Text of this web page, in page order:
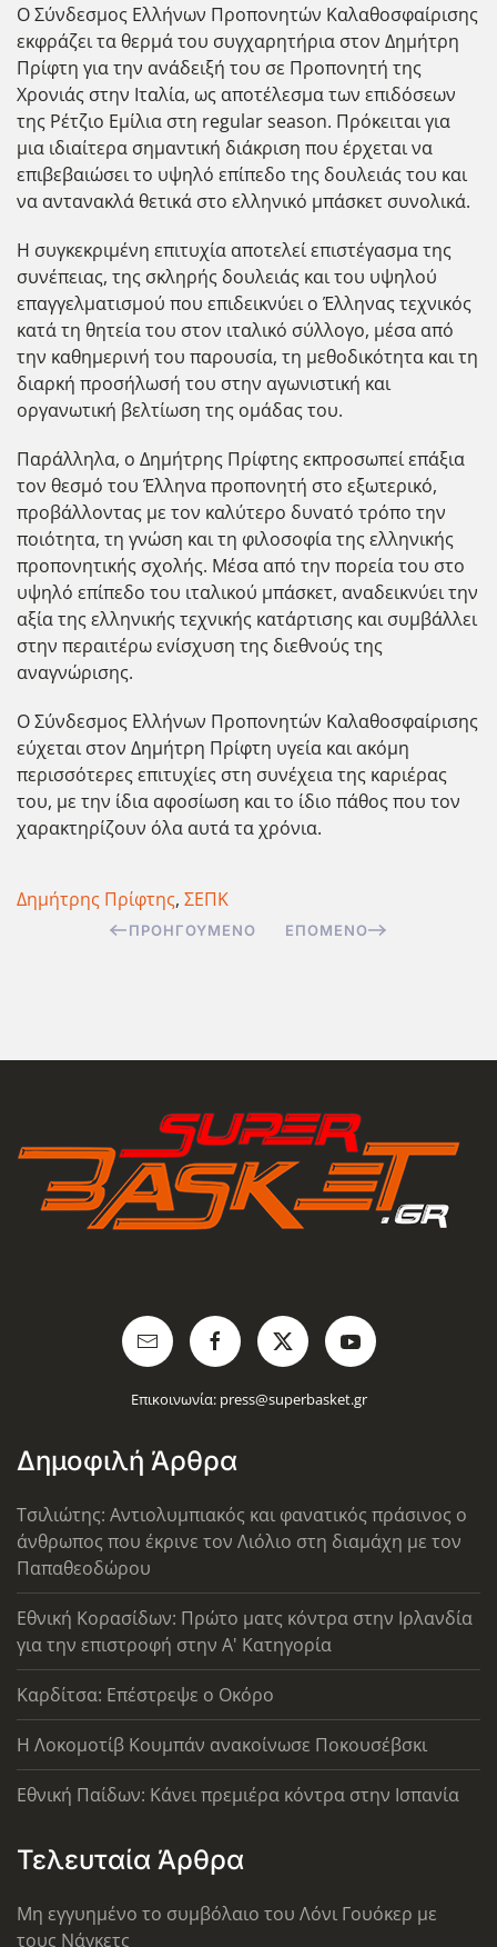
Ο Σύνδεσμος Ελλήνων Προπονητών Καλαθοσφαίρισης
εκφράζει τα θερμά του συγχαρητήρια στον Δημήτρη
Πρίφτη για την ανάδειξή του σε Προπονητή της
Χρονιάς στην Ιταλία, ως αποτέλεσμα των επιδόσεων
της Ρέτζιο Εμίλια στη regular season. Πρόκειται για
μια ιδιαίτερα σημαντική διάκριση που έρχεται να
επιβεβαιώσει το υψηλό επίπεδο της δουλειάς του και
να αντανακλά θετικά στο ελληνικό μπάσκετ συνολικά.
Η συγκεκριμένη επιτυχία αποτελεί επιστέγασμα της
συνέπειας, της σκληρής δουλειάς και του υψηλού
επαγγελματισμού που επιδεικνύει ο Έλληνας τεχνικός
κατά τη θητεία του στον ιταλικό σύλλογο, μέσα από
την καθημερινή του παρουσία, τη μεθοδικότητα και τη
διαρκή προσήλωσή του στην αγωνιστική και
οργανωτική βελτίωση της ομάδας του.
Παράλληλα, ο Δημήτρης Πρίφτης εκπροσωπεί επάξια
τον θεσμό του Έλληνα προπονητή στο εξωτερικό,
προβάλλοντας με τον καλύτερο δυνατό τρόπο την
ποιότητα, τη γνώση και τη φιλοσοφία της ελληνικής
προπονητικής σχολής. Μέσα από την πορεία του στο
υψηλό επίπεδο του ιταλικού μπάσκετ, αναδεικνύει την
αξία της ελληνικής τεχνικής κατάρτισης και συμβάλλει
στην περαιτέρω ενίσχυση της διεθνούς της
αναγνώρισης.
Ο Σύνδεσμος Ελλήνων Προπονητών Καλαθοσφαίρισης
εύχεται στον Δημήτρη Πρίφτη υγεία και ακόμη
περισσότερες επιτυχίες στη συνέχεια της καριέρας
του, με την ίδια αφοσίωση και το ίδιο πάθος που τον
χαρακτηρίζουν όλα αυτά τα χρόνια.
Δημήτρης Πρίφτης, ΣΕΠΚ
ΠΡΟΗΓΟΎΜΕΝΟ ΕΠΌΜΕΝΟ
Επικοινωνία: press@superbasket.gr
Δημοφιλή Άρθρα
Τσιλιώτης: Αντιολυμπιακός και φανατικός πράσινος ο
άνθρωπος που έκρινε τον Λιόλιο στη διαμάχη με τον
Παπαθεοδώρου
Εθνική Κορασίδων: Πρώτο ματς κόντρα στην Ιρλανδία
για την επιστροφή στην Α' Κατηγορία
Καρδίτσα: Επέστρεψε ο Οκόρο
Η Λοκομοτίβ Κουμπάν ανακοίνωσε Ποκουσέβσκι
Εθνική Παίδων: Κάνει πρεμιέρα κόντρα στην Ισπανία
Τελευταία Άρθρα
Μη εγγυημένο το συμβόλαιο του Λόνι Γουόκερ με
τους Νάγκετς